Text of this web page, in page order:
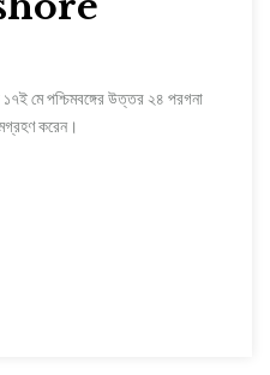
মে পশ্চিমবঙ্গের উত্তর ২৪ পরগনা
করেন।